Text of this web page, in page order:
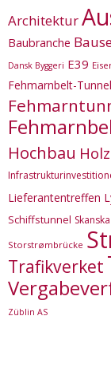
Architektur
Baubranche
Dansk Byggeri E39
Fehmarnbelt-Tunnel
Hochbau
Lieferantentreffen
Schiffstunnel Skanska
Storstrømbrücke
Trafikverket
Züblin AS